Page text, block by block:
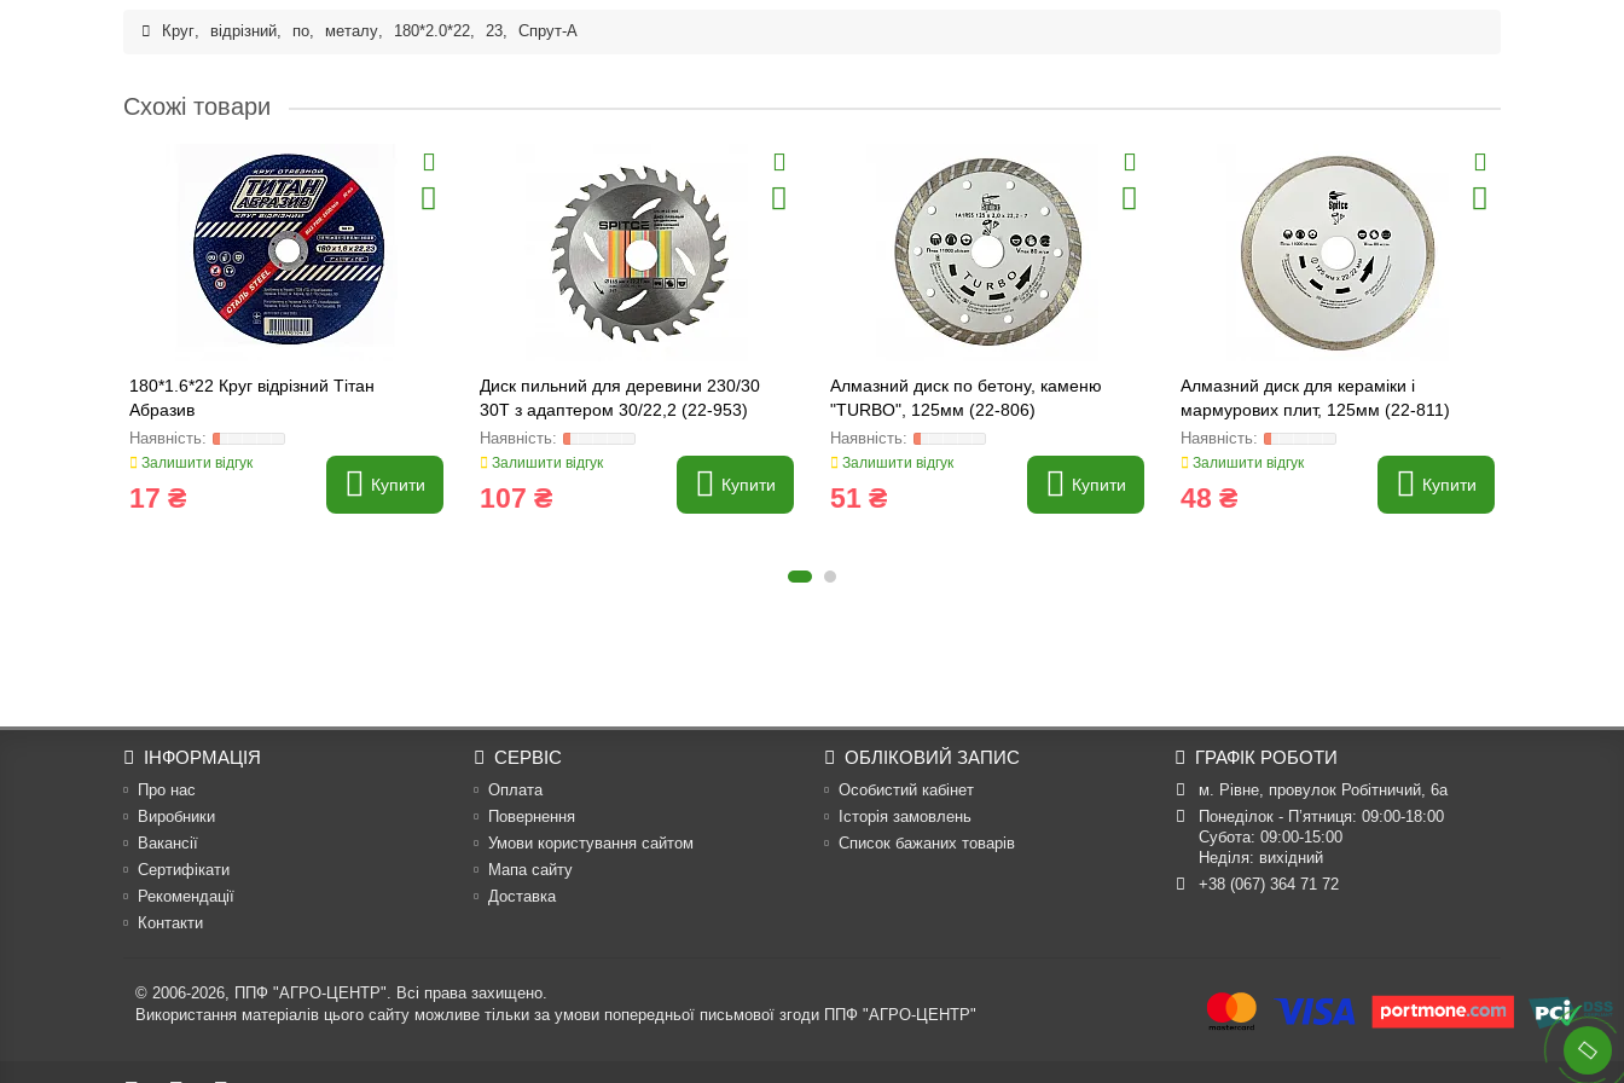
Круг, відрізний, по, металу, 180*2.0*22, 23, Спрут-A
Схожі товари
180*1.6*22 Круг відрізний Тітан
Абразив
Залишити відгук
17 ₴ Купити
Диск пильний для деревини 230/30
30Т з адаптером 30/22,2 (22-953)
Залишити відгук
107 ₴ Купити
Алмазний диск по бетону, каменю
"TURBO", 125мм (22-806)
Залишити відгук
51 ₴ Купити
Алмазний диск для кераміки і
мармурових плит, 125мм (22-811)
Залишити відгук
48 ₴ Купити
ІНФОРМАЦІЯ
Про нас
Виробники
Вакансії
Сертифікати
Рекомендації
Контакти
СЕРВІС
Оплата
Повернення
Умови користування сайтом
Мапа сайту
Доставка
ОБЛІКОВИЙ ЗАПИС
Особистий кабінет
Історія замовлень
Список бажаних товарів
ГРАФІК РОБОТИ
м. Рівне, провулок Робітничий, 6а
Понеділок - П’ятниця: 09:00-18:00
Субота: 09:00-15:00
Неділя: вихідний
+38 (067) 364 71 72
© 2006-2026, ППФ "АГРО-ЦЕНТР". Всі права захищено.
Використання матеріалів цього сайту можливе тільки за умови попередньої письмової згоди ППФ "АГРО-ЦЕНТР"